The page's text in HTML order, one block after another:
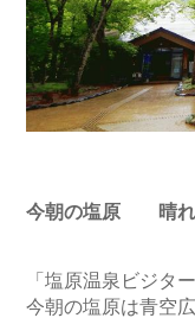
今朝の塩原 晴
「塩原温泉ビジタ
今朝の塩原は青空